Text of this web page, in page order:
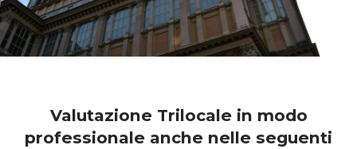
Valutazione Trilocale in modo
professionale anche nelle seguenti